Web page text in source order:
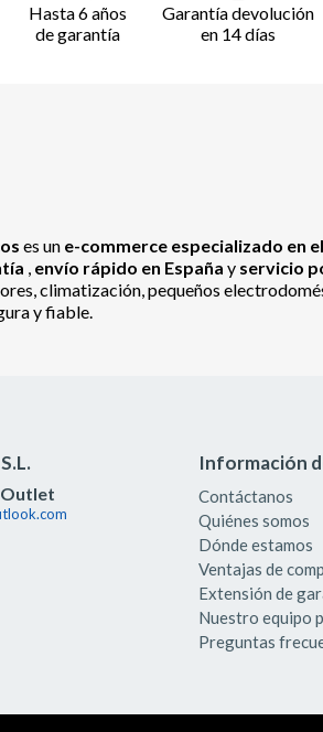
Hasta 6 años
de garantía
Garantía devolución
en 14 días
es un e-commerce especializado en
, envío rápido en España y servicio
climatización, pequeños
y fiable.
Información
Contáctanos
Quiénes somos
Dónde estamos
Ventajas de
Extensión de
Nuestro equipo
Preguntas